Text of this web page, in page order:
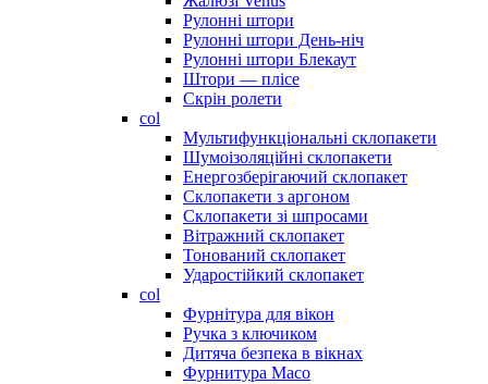
Рулонні штори
Рулонні штори День-ніч
Рулонні штори Блекаут
Штори — плісе
Скрін ролети
col
Мультифункціональні склопакети
Шумоізоляційні склопакети
Енергозберігаючий склопакет
Склопакети з аргоном
Склопакети зі шпросами
Вітражний склопакет
Тонований склопакет
Ударостійкий склопакет
col
Фурнітура для вікон
Ручка з ключиком
Дитяча безпека в вікнах
Фурнитура Maco